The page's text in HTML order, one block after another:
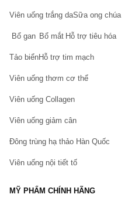
Viên uống trắng daSữa ong chúa
Bổ gan Bổ mắt Hỗ trợ tiêu hóa
Tảo biểnHỗ trợ tim mạch
Viên uống thơm cơ thể
Viên uống Collagen
Viên uống giảm cân
Đông trùng hạ thảo Hàn Quốc
Viên uống nội tiết tố
MỸ PHẨM CHÍNH HÃNG